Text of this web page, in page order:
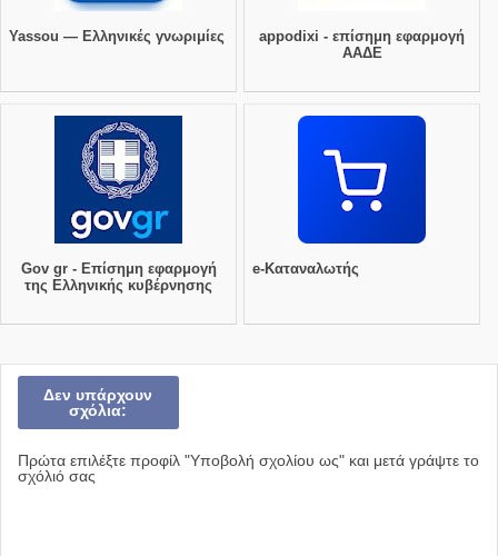
Yassou — Ελληνικές γνωριμίες
appodixi - επίσημη εφαρμογή
ΑΑΔΕ
Gov gr - Επίσημη εφαρμογή
της Ελληνικής κυβέρνησης
e-Καταναλωτής
Δεν υπάρχουν
σχόλια:
Πρώτα επιλέξτε προφίλ "Υποβολή σχολίου ως" και μετά γράψτε το
σχόλιό σας